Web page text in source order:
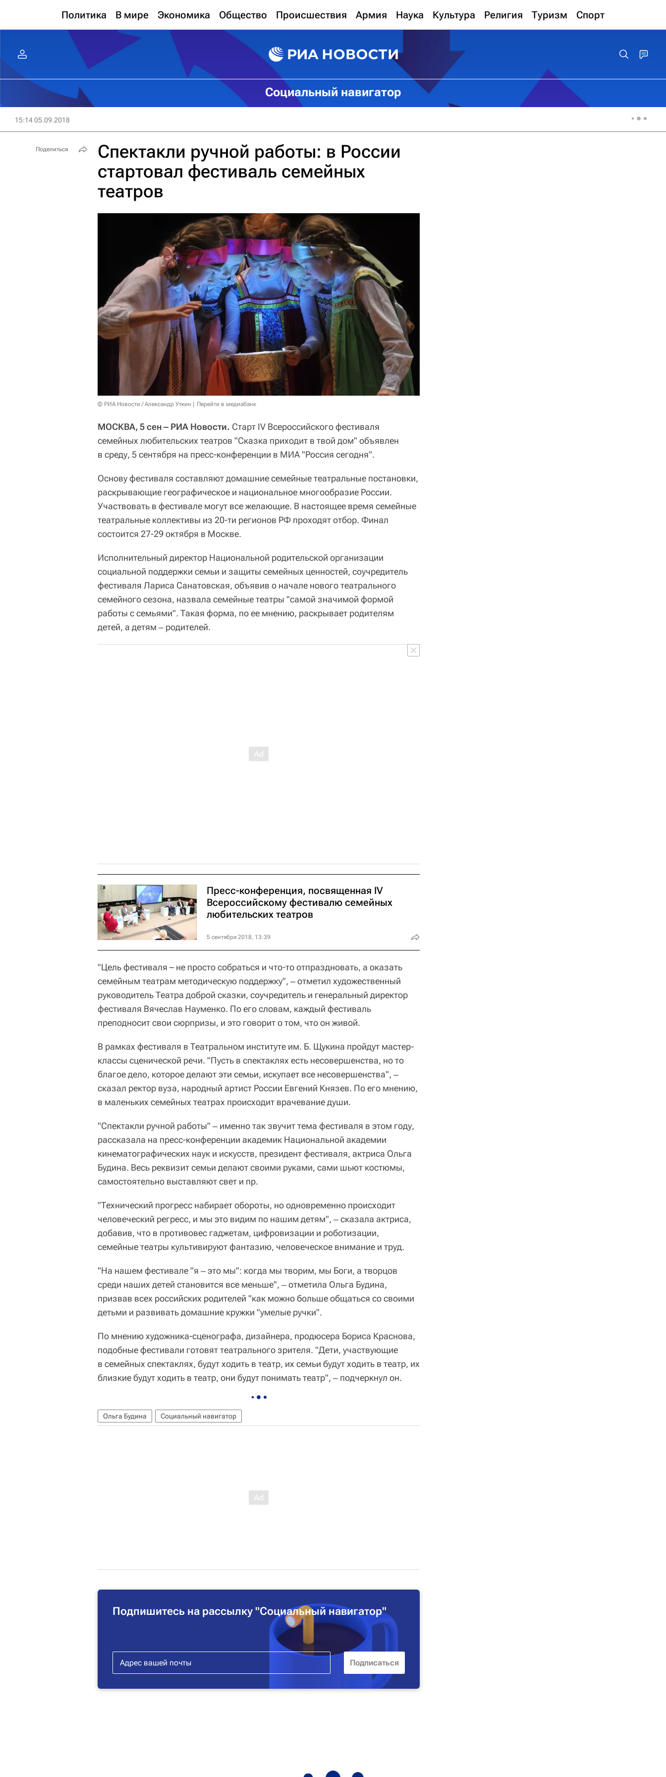
Политика В мире Экономика Общество Происшествия Армия Наука Культура Религия Туризм Спорт
Социальный навигатор
15:14 05.09.2018
Спектакли ручной работы: в России
стартовал фестиваль семейных
театров
© РИА Новости / Александр Уткин Перейти в медиабанк
МОСКВА, 5 сен ‒ РИА Новости. Старт IV Всероссийского фестиваля
семейных любительских театров "Сказка приходит в твой дом" объявлен
в среду, 5 сентября на пресс-конференции в МИА "Россия сегодня".
Основу фестиваля составляют домашние семейные театральные постановки,
раскрывающие географическое и национальное многообразие России.
Участвовать в фестивале могут все желающие. В настоящее время семейные
театральные коллективы из 20-ти регионов РФ проходят отбор. Финал
состоится 27-29 октября в Москве.
Исполнительный директор Национальной родительской организации
социальной поддержки семьи и защиты семейных ценностей, соучредитель
фестиваля Лариса Санатовская, объявив о начале нового театрального
семейного сезона, назвала семейные театры "самой значимой формой
работы с семьями". Такая форма, по ее мнению, раскрывает родителям
детей, а детям ‒ родителей.
Пресс-конференция, посвященная IV
Всероссийскому фестивалю семейных
любительских театров
5 сентября 2018, 13:39
"Цель фестиваля – не просто собраться и что-то отпраздновать, а оказать
семейным театрам методическую поддержку", ‒ отметил художественный
руководитель Театра доброй сказки, соучредитель и генеральный директор
фестиваля Вячеслав Науменко. По его словам, каждый фестиваль
преподносит свои сюрпризы, и это говорит о том, что он живой.
В рамках фестиваля в Театральном институте им. Б. Щукина пройдут мастер-
классы сценической речи. "Пусть в спектаклях есть несовершенства, но то
благое дело, которое делают эти семьи, искупает все несовершенства", ‒
сказал ректор вуза, народный артист России Евгений Князев. По его мнению,
в маленьких семейных театрах происходит врачевание души.
"Спектакли ручной работы" ‒ именно так звучит тема фестиваля в этом году,
рассказала на пресс-конференции академик Национальной академии
кинематографических наук и искусств, президент фестиваля, актриса Ольга
Будина. Весь реквизит семьи делают своими руками, сами шьют костюмы,
самостоятельно выставляют свет и пр.
"Технический прогресс набирает обороты, но одновременно происходит
человеческий регресс, и мы это видим по нашим детям", ‒ сказала актриса,
добавив, что в противовес гаджетам, цифровизации и роботизации,
семейные театры культивируют фантазию, человеческое внимание и труд.
"На нашем фестивале "я ‒ это мы": когда мы творим, мы Боги, а творцов
среди наших детей становится все меньше", ‒ отметила Ольга Будина,
призвав всех российских родителей "как можно больше общаться со своими
детьми и развивать домашние кружки "умелые ручки".
По мнению художника-сценографа, дизайнера, продюсера Бориса Краснова,
подобные фестивали готовят театрального зрителя. "Дети, участвующие
в семейных спектаклях, будут ходить в театр, их семьи будут ходить в театр, их
близкие будут ходить в театр, они будут понимать театр", ‒ подчеркнул он.
Ольга Будина Социальный навигатор
Подпишитесь на рассылку "Социальный навигатор"
Поделиться